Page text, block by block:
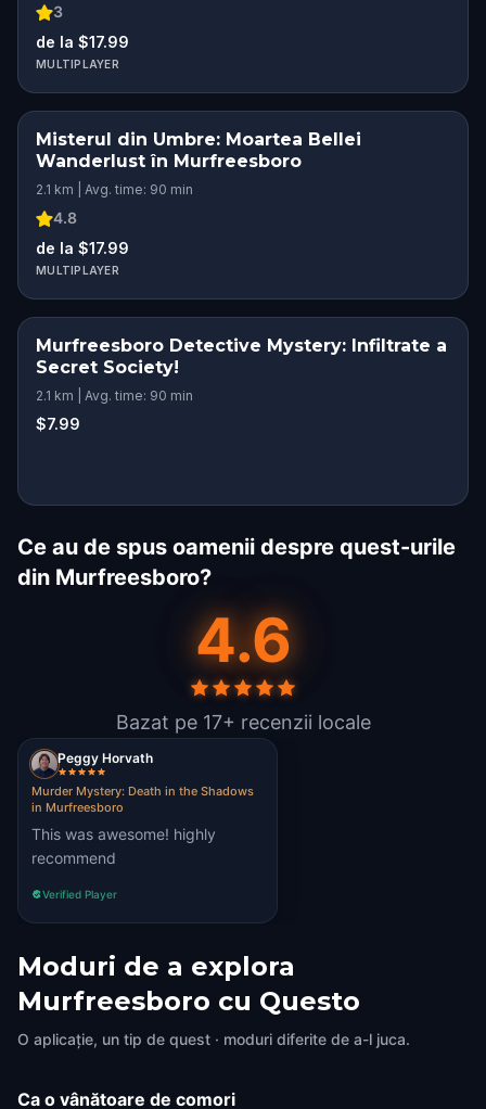
3
de la $17.99
MULTIPLAYER
Misterul din Umbre: Moartea Bellei
Wanderlust în Murfreesboro
2.1 km | Avg. time: 90 min
4.8
de la $17.99
MULTIPLAYER
Murfreesboro Detective Mystery: Infiltrate a
Secret Society!
2.1 km | Avg. time: 90 min
$7.99
Ce au de spus oamenii despre quest-urile
din Murfreesboro?
4.6
Bazat pe 17+ recenzii locale
Peggy Horvath
Murder Mystery: Death in the Shadows
in Murfreesboro
This was awesome! highly
recommend
Verified Player
Moduri de a explora
Murfreesboro cu Questo
O aplicație, un tip de quest · moduri diferite de a-l juca.
Ca o vânătoare de comori